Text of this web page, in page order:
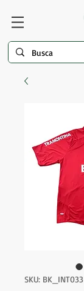
SKU: BK_INT033